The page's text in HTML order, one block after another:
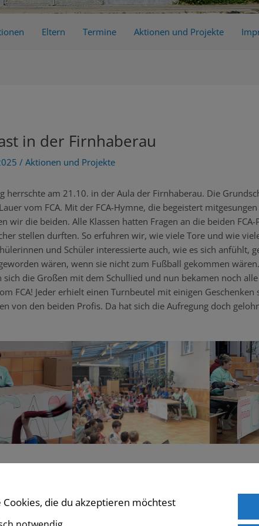
Eltern Termine Aktionen und Projekte
in der Firnhaberau
/Aktionen und Projekte
herrschte am 21.10. in der Aula der Firnhaberau. Die
vom FCA. Mit der FCA-Hymne, die begeistert
wir die beiden. Alle Klassen hatten Fragen an die beiden
stellen durften. So erfuhren wir, wie viele Tore und wie
und Schüler interessierte auch, wie es sich anfühlt,
wären, wenn sie nicht zum Fußball gekommen
sich die Großen mit dem Schullied und nun bekamen noch
FCA! Jeder erhielt einen Turnbeutel mit einigen Geschenken
von den beiden Profis. Da hat sich die Aufregung doch
Cookies, die du akzeptieren möchtest